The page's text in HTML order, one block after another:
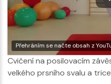
Přehráním se načte obsah z
Cvičení na posilovacím
velkého prsního svalu a